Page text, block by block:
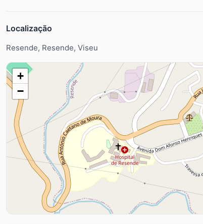
Localização
Resende, Resende, Viseu
+
−